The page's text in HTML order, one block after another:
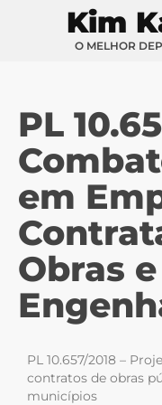
Kim
O MELHOR
PL
em
Obras
PL 10.657/2018 –
contratos de obras
municípios